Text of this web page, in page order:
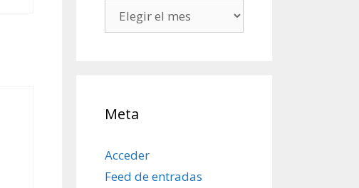
mis
Meta
Acceder
Feed de entradas